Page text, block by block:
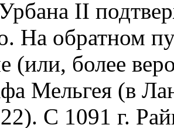
II
На обратном
(или, более
Мельгея (в
С 1091 г.